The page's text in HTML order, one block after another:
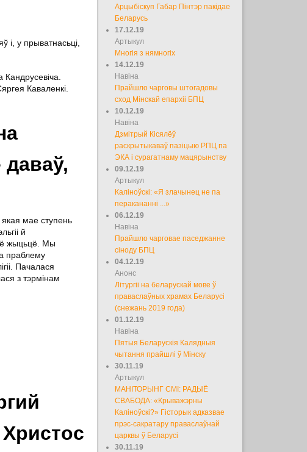
і, у прыватнасьці,
Каваленкі.
мае ступень
й
жыцьцё. Мы
праблему
Пачалася
з тэрмінам
Арцыбіскуп Габар Пінтэр пакідае
Беларусь
17.12.19
Артыкул
Многія з нямногіх
14.12.19
Навіна
Прайшло чарговы штогадовы
сход Мінскай епархіі БПЦ
10.12.19
Навіна
Дзмітрый Кісялёў
раскрытыкаваў пазіцыю РПЦ па
ЭКА і сурагатнаму мацярынству
09.12.19
Артыкул
Каліноўскі: «Я злачынец не па
перакананні ...»
06.12.19
Навіна
Прайшло чарговае паседжанне
сіноду БПЦ
04.12.19
Анонс
Літургіі на беларускай мове ў
праваслаўных храмах Беларусі
(снежань 2019 года)
01.12.19
Навіна
Пятыя Беларускія Калядныя
чытання прайшлі ў Мінску
30.11.19
Артыкул
МАНІТОРЫНГ СМІ: РАДЫЁ
СВАБОДА: «Крыважэрны
Каліноўскі?» Гісторык адказвае
прэс-сакратару праваслаўнай
царквы ў Беларусі
30.11.19